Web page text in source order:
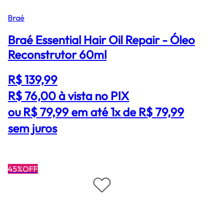
Braé
Braé Essential Hair Oil Repair - Óleo
Reconstrutor 60ml
R$ 139,99
R$ 76,00à vista no PIX
ou R$ 79,99 em até 1x de R$ 79,99
sem juros
45%OFF